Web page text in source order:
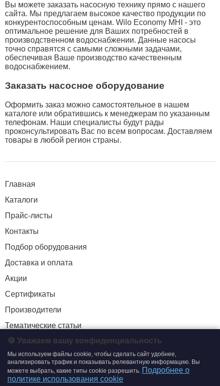
Вы можете заказать насосную технику прямо с нашего
сайта. Мы предлагаем высокое качество продукции по
конкурентоспособным ценам. Wilo Economy MHI - это
оптимальное решение для Ваших потребностей в
производственном водоснабжении. Данные насосы
точно справятся с самыми сложными задачами,
обеспечивая Ваше производство качественным
водоснабжением.
Заказать насосное оборудование
Оформить заказ можно самостоятельное в нашем
каталоге или обратившись к менеджерам по указанным
телефонам. Наши специалисты будут рады
проконсультировать Вас по всем вопросам. Доставляем
товары в любой регион страны.
Главная
Каталоги
Прайс-листы
Контакты
Подбор оборудования
Доставка и оплата
Акции
Сертификаты
Производители
Тематические статьи
+7 (495) 204-19-33
zakaz@smtrading.ru
🍪 Уважаем вашу конфиденциальность
Мы используем файлы cookie, чтобы сделать сайт удобнее,
анализировать трафик и показывать релевантную информацию. Вы
можете выбрать, какие типы cookie разрешить. Подробнее о
политике использования cookie